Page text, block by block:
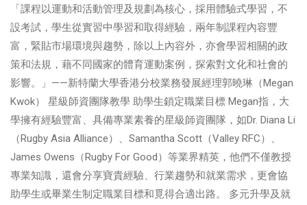
「課程以運動和活動管理及規劃為核心，採用體驗式學習，不
設考試，學生從實習中學習和取得經驗，兩年制課程內容豐
富，緊貼市場環境與趨勢，除以上內容外，亦會學習相關的政
策和法規，藉不同國家的體育運動案例，探索對文化和社會的
影響。」——新特蘭大學香港分校業務發展經理郭曉琳（Megan
Kwok） 星級師資團隊教學 助學生鎖定職業目標 Megan指，大
學擁有經驗豐富、具備專業素養的星級師資團隊，如Dr. Diana Li
（Rugby Asia Alliance）、Samantha Scott（Valley RFC）、
James Owens（Rugby For Good）等業界精英，他們不僅教授
專業知識，還會分享寶貴經驗、行業趨勢和就業需求，更會協
助學生或畢業生制定職業目標和覓得合適出路。 多元升學及就